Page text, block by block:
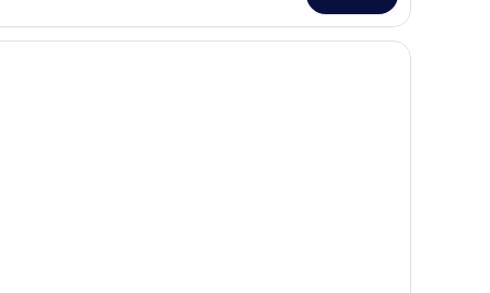
gardínur, hljóðeinangrun